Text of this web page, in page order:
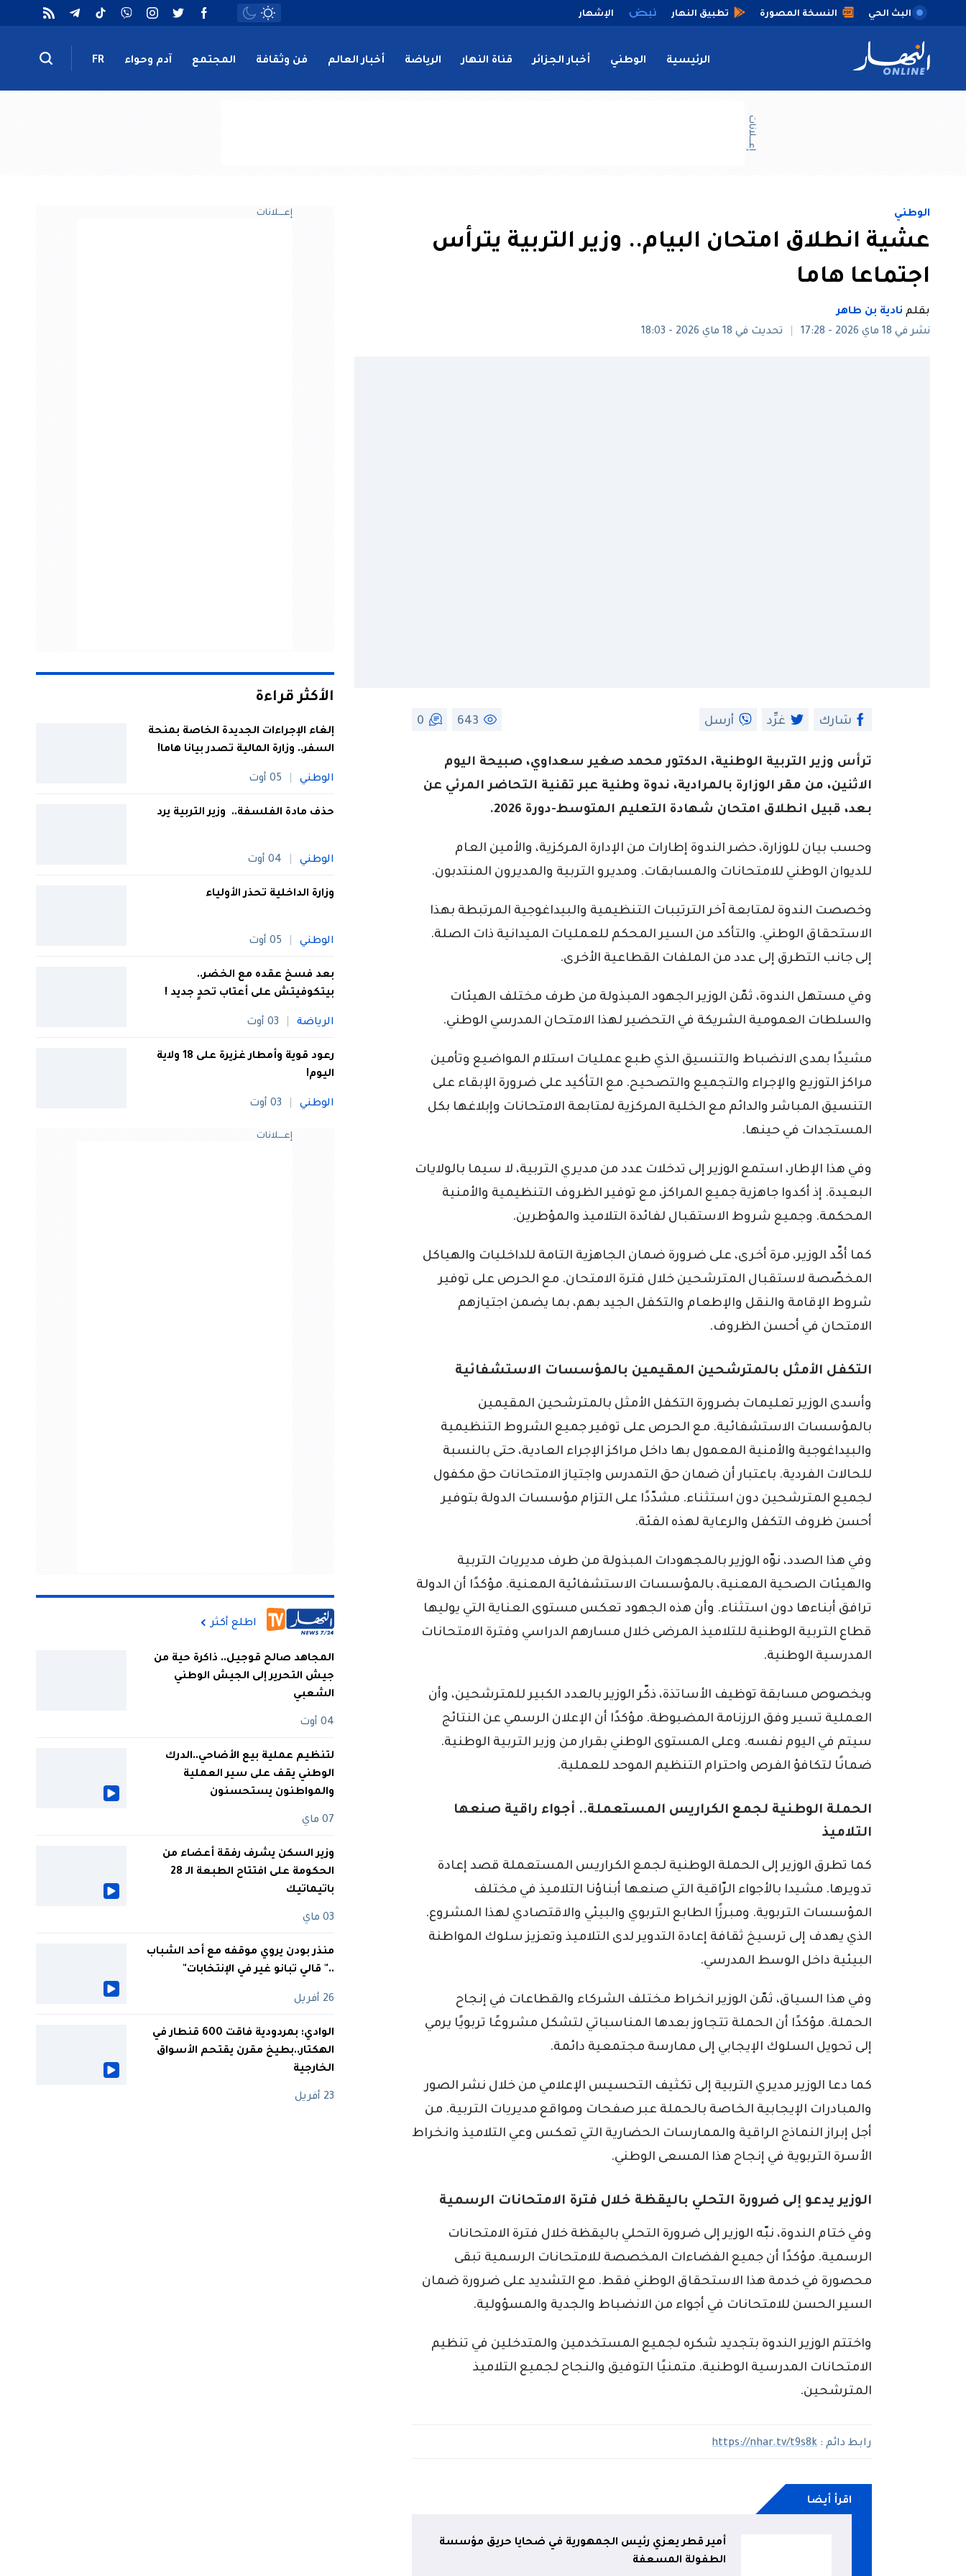
البث الحي النسخة المصورة تطبيق النهار الإشهار
الرئيسية الوطني أخبار الجزائر قناة النهار الرياضة أخبار العالم فن وثقافة المجتمع آدم وحواء FR
إعــــلانات
الوطني
عشية انطلاق امتحان البيام.. وزير التربية يترأس
اجتماعا هاما
بقلم نادية بن طاهر
نشر في 18 ماي 2026 - 17:28
تحديث في 18 ماي 2026 - 18:03
شارك غرِّد أرسل 643
0
ترأس وزير التربية الوطنية، الدكتور محمد صغير سعداوي، صبيحة اليوم
الاثنين، من مقر الوزارة بالمرادية، ندوة وطنية عبر تقنية التحاضر المرئي عن
بعد، قبيل انطلاق امتحان شهادة التعليم المتوسط-دورة 2026.
وحسب بيان للوزارة، حضر الندوة إطارات من الإدارة المركزية، والأمين العام
للديوان الوطني للامتحانات والمسابقات. ومديرو التربية والمديرون المنتدبون.
وخصصت الندوة لمتابعة آخر الترتيبات التنظيمية والبيداغوجية المرتبطة بهذا
الاستحقاق الوطني. والتأكد من السير المحكم للعمليات الميدانية ذات الصلة.
إلى جانب التطرق إلى عدد من الملفات القطاعية الأخرى.
وفي مستهل الندوة، ثمّن الوزير الجهود المبذولة من طرف مختلف الهيئات
والسلطات العمومية الشريكة في التحضير لهذا الامتحان المدرسي الوطني.
مشيدًا بمدى الانضباط والتنسيق الذي طبع عمليات استلام المواضيع وتأمين
مراكز التوزيع والإجراء والتجميع والتصحيح. مع التأكيد على ضرورة الإبقاء على
التنسيق المباشر والدائم مع الخلية المركزية لمتابعة الامتحانات وإبلاغها بكل
المستجدات في حينها.
وفي هذا الإطار، استمع الوزير إلى تدخلات عدد من مديري التربية، لا سيما بالولايات
البعيدة. إذ أكدوا جاهزية جميع المراكز، مع توفير الظروف التنظيمية والأمنية
المحكمة. وجميع شروط الاستقبال لفائدة التلاميذ والمؤطرين.
كما أكّد الوزير، مرة أخرى، على ضرورة ضمان الجاهزية التامة للداخليات والهياكل
المخصّصة لاستقبال المترشحين خلال فترة الامتحان. مع الحرص على توفير
شروط الإقامة والنقل والإطعام والتكفل الجيد بهم، بما يضمن اجتيازهم
الامتحان في أحسن الظروف.
التكفل الأمثل بالمترشحين المقيمين بالمؤسسات الاستشفائية
وأسدى الوزير تعليمات بضرورة التكفل الأمثل بالمترشحين المقيمين
بالمؤسسات الاستشفائية. مع الحرص على توفير جميع الشروط التنظيمية
والبيداغوجية والأمنية المعمول بها داخل مراكز الإجراء العادية، حتى بالنسبة
للحالات الفردية. باعتبار أن ضمان حق التمدرس واجتياز الامتحانات حق مكفول
لجميع المترشحين دون استثناء. مشدّدًا على التزام مؤسسات الدولة بتوفير
أحسن ظروف التكفل والرعاية لهذه الفئة.
وفي هذا الصدد، نوّه الوزير بالمجهودات المبذولة من طرف مديريات التربية
والهيئات الصحية المعنية، بالمؤسسات الاستشفائية المعنية. مؤكدًا أن الدولة
ترافق أبناءها دون استثناء. وأن هذه الجهود تعكس مستوى العناية التي يوليها
قطاع التربية الوطنية للتلاميذ المرضى خلال مسارهم الدراسي وفترة الامتحانات
المدرسية الوطنية.
وبخصوص مسابقة توظيف الأساتذة، ذكّر الوزير بالعدد الكبير للمترشحين، وأن
العملية تسير وفق الرزنامة المضبوطة. مؤكدًا أن الإعلان الرسمي عن النتائج
سيتم في اليوم نفسه. وعلى المستوى الوطني بقرار من وزير التربية الوطنية.
ضمانًا لتكافؤ الفرص واحترام التنظيم الموحد للعملية.
الحملة الوطنية لجمع الكراريس المستعملة.. أجواء راقية صنعها
التلاميذ
كما تطرق الوزير إلى الحملة الوطنية لجمع الكراريس المستعملة قصد إعادة
تدويرها. مشيدا بالأجواء الرّاقية التي صنعها أبناؤنا التلاميذ في مختلف
المؤسسات التربوية. ومبرزًا الطابع التربوي والبيئي والاقتصادي لهذا المشروع.
الذي يهدف إلى ترسيخ ثقافة إعادة التدوير لدى التلاميذ وتعزيز سلوك المواطنة
البيئية داخل الوسط المدرسي.
وفي هذا السياق، ثمّن الوزير انخراط مختلف الشركاء والقطاعات في إنجاح
الحملة. مؤكدًا أن الحملة تتجاوز بعدها المناسباتي لتشكل مشروعًا تربويًا يرمي
إلى تحويل السلوك الإيجابي إلى ممارسة مجتمعية دائمة.
كما دعا الوزير مديري التربية إلى تكثيف التحسيس الإعلامي من خلال نشر الصور
والمبادرات الإيجابية الخاصة بالحملة عبر صفحات ومواقع مديريات التربية. من
أجل إبراز النماذج الراقية والممارسات الحضارية التي تعكس وعي التلاميذ وانخراط
الأسرة التربوية في إنجاح هذا المسعى الوطني.
الوزير يدعو إلى ضرورة التحلي باليقظة خلال فترة الامتحانات الرسمية
وفي ختام الندوة، نبّه الوزير إلى ضرورة التحلي باليقظة خلال فترة الامتحانات
الرسمية. مؤكدًا أن جميع الفضاءات المخصصة للامتحانات الرسمية تبقى
محصورة في خدمة هذا الاستحقاق الوطني فقط. مع التشديد على ضرورة ضمان
السير الحسن للامتحانات في أجواء من الانضباط والجدية والمسؤولية.
واختتم الوزير الندوة بتجديد شكره لجميع المستخدمين والمتدخلين في تنظيم
الامتحانات المدرسية الوطنية. متمنيًا التوفيق والنجاح لجميع التلاميذ
المترشحين.
رابط دائم :https://nhar.tv/t9s8k
اقرأ أيضا
أمير قطر يعزي رئيس الجمهورية في ضحايا حريق مؤسسة
الطفولة المسعفة
إعــــلانات
الأكثر قراءة
إلغاء الإجراءات الجديدة الخاصة بمنحة
السفر.. وزارة المالية تصدر بيانا هاما!
الوطني 05 أوت
حذف مادة الفلسفة.. وزير التربية يرد
الوطني 04 أوت
وزارة الداخلية تحذر الأولياء
الوطني 05 أوت
بعد فسخ عقده مع الخضر..
بيتكوفيتش على أعتاب تحدٍ جديد !
الرياضة 03 أوت
رعود قوية وأمطار غزيرة على 18 ولاية
اليوم!
الوطني 03 أوت
إعــــلانات
اطلع أكثر
المجاهد صالح قوجيل.. ذاكرة حية من
جيش التحرير إلى الجيش الوطني
الشعبي
04 أوت
لتنظيم عملية بيع الأضاحي..الدرك
الوطني يقف على سير العملية
والمواطنون يستحسنون
07 ماي
وزير السكن يشرف رفقة أعضاء من
الحكومة على افتتاح الطبعة الـ 28
باتيماتيك
03 ماي
منذر بودن يروي موقفه مع أحد الشباب
.." قالي تبانو غير في الإنتخابات"
26 أفريل
الوادي: بمردودية فاقت 600 قنطار في
الهكتار..بطيخ مقرن يقتحم الأسواق
الخارجية
23 أفريل